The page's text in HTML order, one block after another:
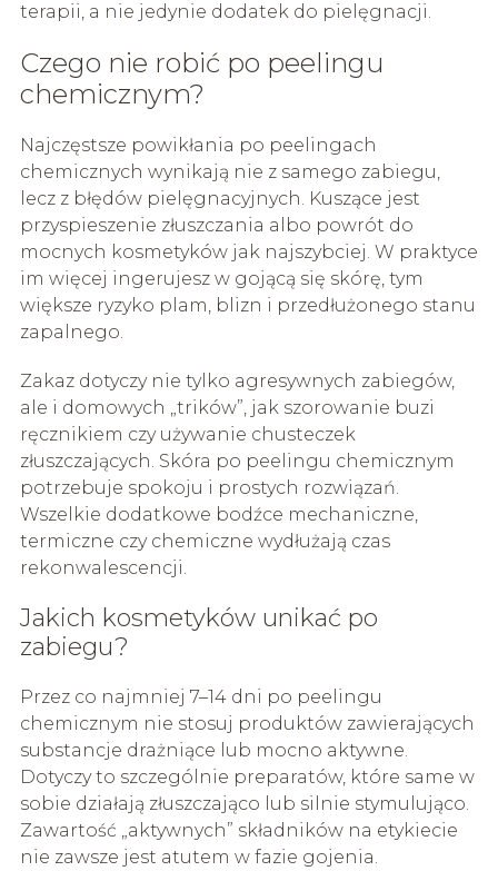
terapii, a nie jedynie dodatek do pielęgnacji.
Czego nie robić po peelingu
chemicznym?
Najczęstsze powikłania po peelingach
chemicznych wynikają nie z samego zabiegu,
lecz z błędów pielęgnacyjnych. Kuszące jest
przyspieszenie złuszczania albo powrót do
mocnych kosmetyków jak najszybciej. W praktyce
im więcej ingerujesz w gojącą się skórę, tym
większe ryzyko plam, blizn i przedłużonego stanu
zapalnego.
Zakaz dotyczy nie tylko agresywnych zabiegów,
ale i domowych „trików”, jak szorowanie buzi
ręcznikiem czy używanie chusteczek
złuszczających. Skóra po peelingu chemicznym
potrzebuje spokoju i prostych rozwiązań.
Wszelkie dodatkowe bodźce mechaniczne,
termiczne czy chemiczne wydłużają czas
rekonwalescencji.
Jakich kosmetyków unikać po
zabiegu?
Przez co najmniej 7–14 dni po peelingu
chemicznym nie stosuj produktów zawierających
substancje drażniące lub mocno aktywne.
Dotyczy to szczególnie preparatów, które same w
sobie działają złuszczająco lub silnie stymulująco.
Zawartość „aktywnych” składników na etykiecie
nie zawsze jest atutem w fazie gojenia.